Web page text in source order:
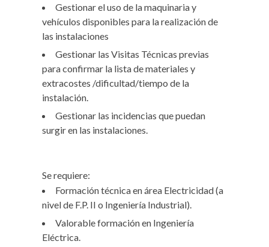
Gestionar el uso de la maquinaria y
vehículos disponibles para la realización de
las instalaciones
Gestionar las Visitas Técnicas previas
para confirmar la lista de materiales y
extracostes /dificultad/tiempo de la
instalación.
Gestionar las incidencias que puedan
surgir en las instalaciones.
Se requiere:
Formación técnica en área Electricidad (a
nivel de F.P. II o Ingeniería Industrial).
Valorable formación en Ingeniería
Eléctrica.